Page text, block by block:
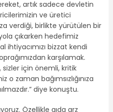
artık sadece devletin
ve üretici
verdiği, birlikte yürütülen bir
çıkarken hedefimiz
ihtiyacımızı bizzat kendi
karşılamak.
için önemli, kritik
o zaman bağımsızlığınıza
diye konuştu.
Özellikle gıda arz